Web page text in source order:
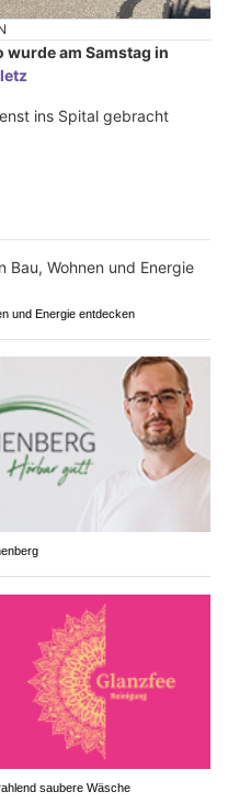
wurde am Samstag in
ins Spital gebracht
und Energie entdecken
saubere Wäsche